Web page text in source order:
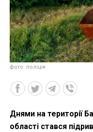
фото: поліція
Днями на території
області стався